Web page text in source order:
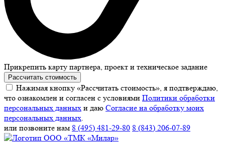
Прикрепить карту партнера, проект и техническое задание
Рассчитать стоимость
Нажимая кнопку «Рассчитать стоимость», я подтверждаю,
что ознакомлен и согласен с условиями Политики обработки
персональных данных и даю Согласие на обработку моих
персональных данных.
или позвоните нам 8 (495) 481-29-80 8 (843) 206-07-89